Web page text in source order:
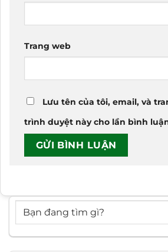
Trang web
Lưu tên của tôi, email, và
trình duyệt này cho lần bình